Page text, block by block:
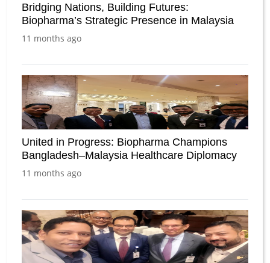
Bridging Nations, Building Futures:
Biopharma’s Strategic Presence in Malaysia
11 months ago
United in Progress: Biopharma Champions
Bangladesh–Malaysia Healthcare Diplomacy
11 months ago